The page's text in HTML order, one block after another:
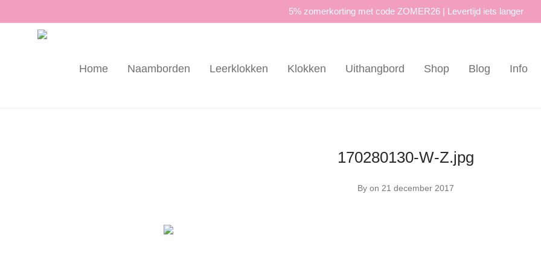
5% zomerkorting met code ZOMER26 | Levertijd iets langer
Home Naamborden Leerklokken Klokken Uithangbord Shop Blog Info
170280130-W-Z.jpg
By on 21 december 2017